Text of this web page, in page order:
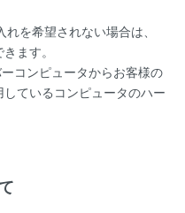
を希望されない場合は、
ます。
コンピュータからお客様の
ているコンピュータのハー